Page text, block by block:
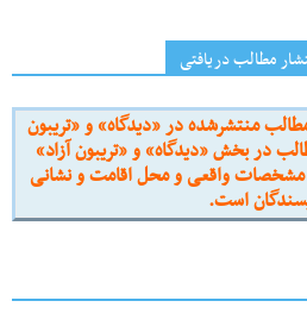
مطالب دریافتی
منتشرشده در «دیدگاه» و «تریبون
در بخش «دیدگاه» و «تریبون آزاد»
مشخصات واقعی و محل اقامت و نشانی
است.